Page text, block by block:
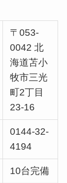
〒053-
0042 北
海道苫小
牧市三光
町2丁目
23-16
0144-32-
4194
10台完備